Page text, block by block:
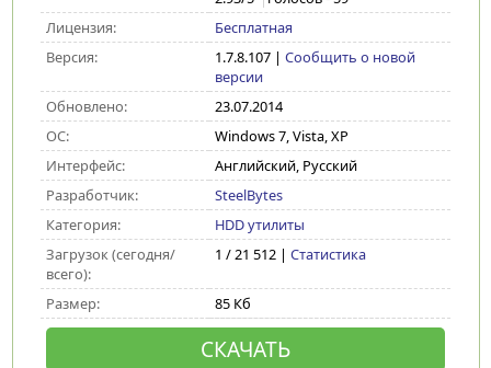
Лицензия:
Бесплатная
Версия:
1.7.8.107| Сообщить о новой
версии
Обновлено:
23.07.2014
ОС:
Windows 7, Vista, XP
Интерфейс:
Английский, Русский
Разработчик:
SteelBytes
Категория:
HDD утилиты
Загрузок (сегодня/
всего):
1 / 21 512 | Статистика
Размер: 85 Кб
СКАЧАТЬ